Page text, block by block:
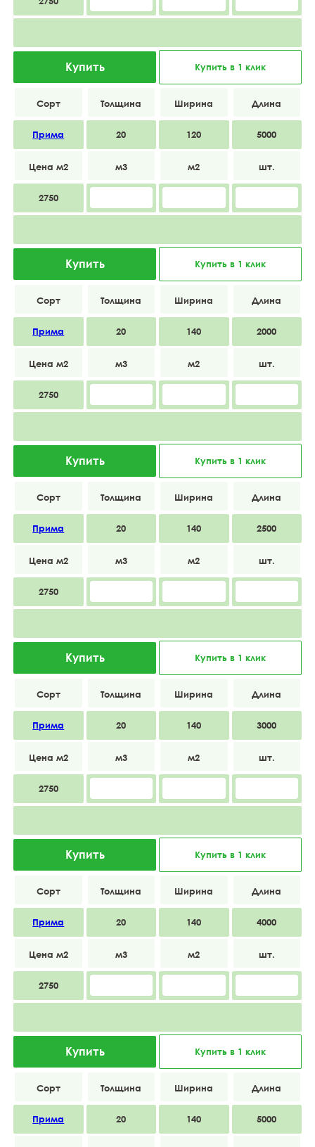
Купить Купить в 1 клик
Прима 20 120 5000
2750
Купить Купить в 1 клик
Прима 20 140 2000
2750
Купить Купить в 1 клик
Прима 20 140 2500
2750
Купить Купить в 1 клик
Прима 20 140 3000
2750
Купить Купить в 1 клик
Прима 20 140 4000
2750
Купить Купить в 1 клик
Прима 20 140 5000